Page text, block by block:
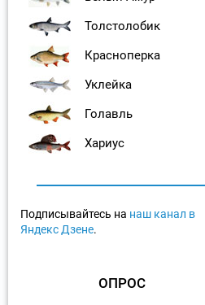
Толстолобик
Красноперка
Уклейка
Голавль
Хариус
Подписывайтесь на наш канал в
Яндекс Дзене.
ОПРОС